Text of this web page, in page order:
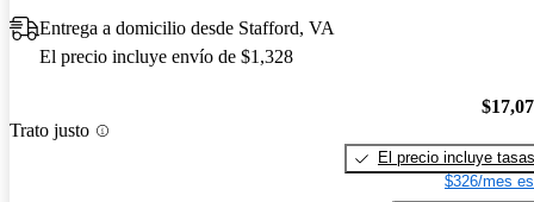
Entrega a domicilio desde Stafford, VA
El precio incluye envío de $1,328
Trato justo
El precio incluye tasas
$326/mes